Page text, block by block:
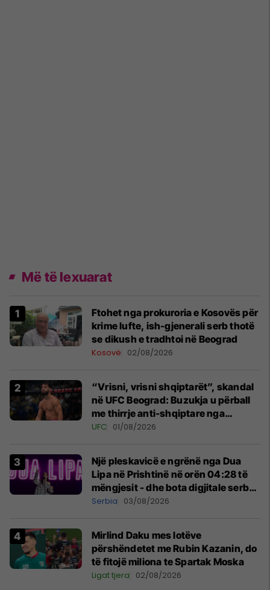
Më të lexuarat
Ftohet nga prokuroria e Kosovës për
krime lufte, ish-gjenerali serb thotë
se dikush e tradhtoi në Beograd
Kosovë 02/08/2026
“Vrisni, vrisni shqiptarët”, skandal
në UFC Beograd: Buzukja u përball
me thirrje anti-shqiptare nga
tribunat
UFC 01/08/2026
Një pleskavicë e ngrënë nga Dua
Lipa në Prishtinë në orën 04:28 të
mëngjesit - dhe bota digjitale serbe
shpall gjendjen e luftës
Serbia 03/08/2026
Mirlind Daku mes lotëve
përshëndetet me Rubin Kazanin, do
të fitojë miliona te Spartak Moska
Ligat tjera 02/08/2026